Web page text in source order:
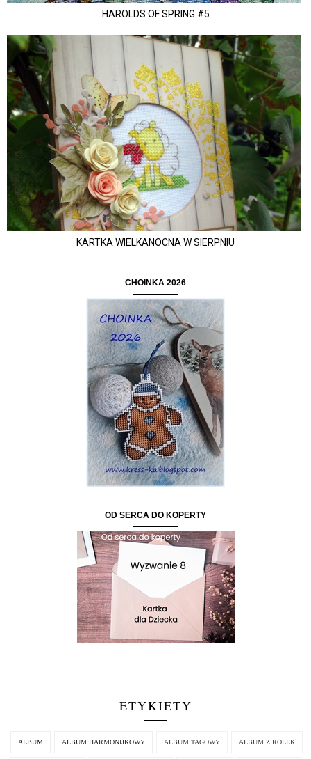
HAROLDS OF SPRING #5
KARTKA WIELKANOCNA W SIERPNIU
CHOINKA 2026
OD SERCA DO KOPERTY
ETYKIETY
ALBUM ALBUM HARMONIJKOWY ALBUM TAGOWY ALBUM Z ROLEK